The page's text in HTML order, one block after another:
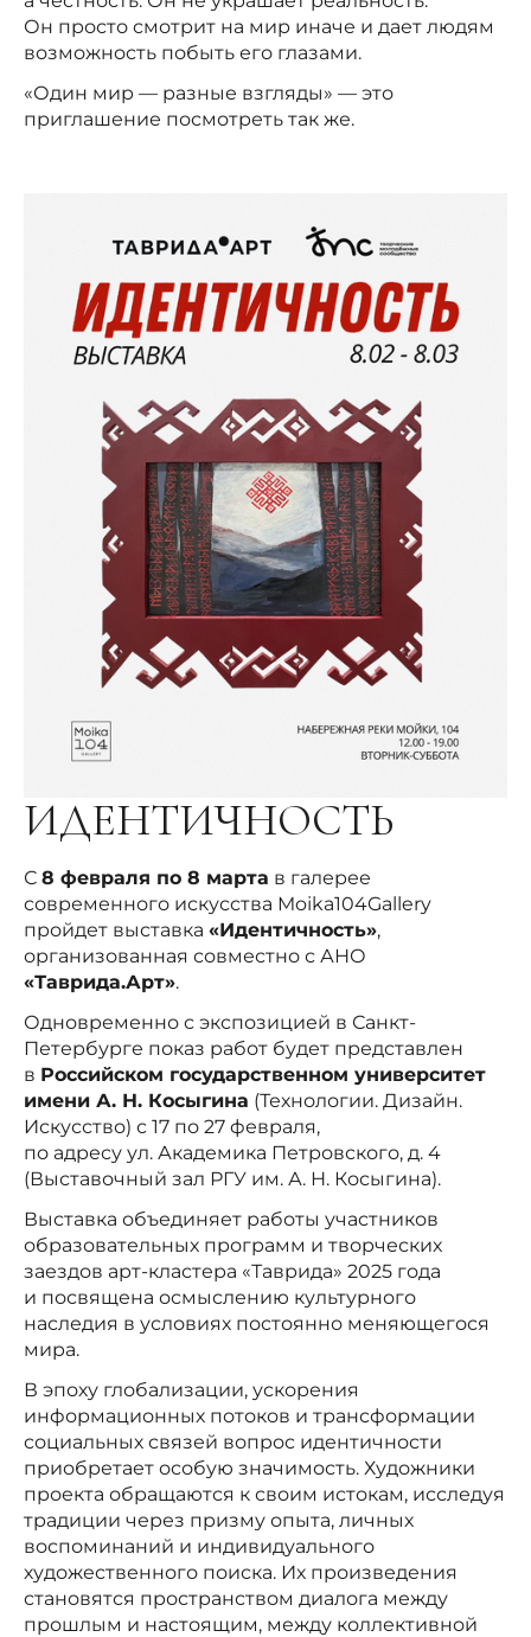
Он просто смотрит на мир иначе и дает людям
возможность побыть его глазами.
«Один мир — разные взгляды» — это
приглашение посмотреть так же.
ИДЕНТИЧНОСТЬ
С 8 февраля по 8 марта в галерее
современного искусства Moika104Gallery
пройдет выставка «Идентичность»,
организованная совместно с АНО
«Таврида.Арт».
Одновременно с экспозицией в Санкт-
Петербурге показ работ будет представлен
в Российском государственном университет
имени А. Н. Косыгина (Технологии. Дизайн.
Искусство) с 17 по 27 февраля,
по адресу ул. Академика Петровского, д. 4
(Выставочный зал РГУ им. А. Н. Косыгина).
Выставка объединяет работы участников
образовательных программ и творческих
заездов арт-кластера «Таврида» 2025 года
и посвящена осмыслению культурного
наследия в условиях постоянно меняющегося
мира.
В эпоху глобализации, ускорения
информационных потоков и трансформации
социальных связей вопрос идентичности
приобретает особую значимость. Художники
проекта обращаются к своим истокам, исследуя
традиции через призму опыта, личных
воспоминаний и индивидуального
художественного поиска. Их произведения
становятся пространством диалога между
прошлым и настоящим, между коллективной